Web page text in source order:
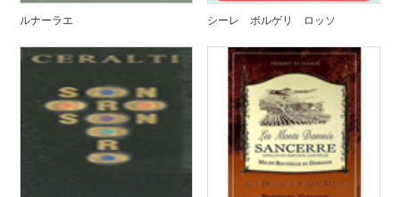
ルナーラエ シーレ ボルゲリ ロッソ